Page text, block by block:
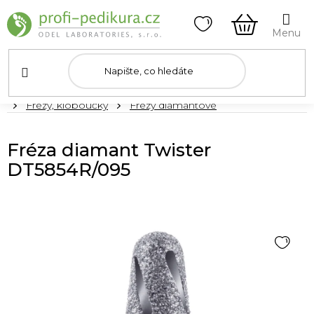
na
obsah
NÁKUPNÍ
KOŠÍK
DomůFrézy, kloboučky Frézy diamantové
Fréza diamant Twister
DT5854R/095